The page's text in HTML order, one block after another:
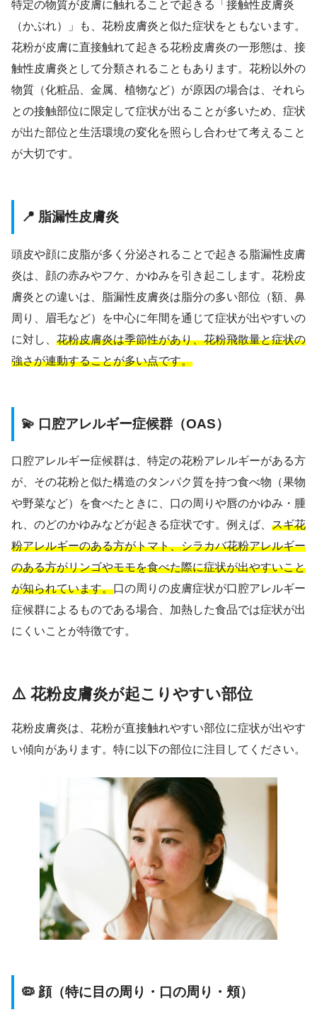
特定の物質が皮膚に触れることで起きる「接触性皮膚炎
（かぶれ）」も、花粉皮膚炎と似た症状をともないます。
花粉が皮膚に直接触れて起きる花粉皮膚炎の一形態は、接
触性皮膚炎として分類されることもあります。花粉以外の
物質（化粧品、金属、植物など）が原因の場合は、それら
との接触部位に限定して症状が出ることが多いため、症状
が出た部位と生活環境の変化を照らし合わせて考えること
が大切です。
📍 脂漏性皮膚炎
頭皮や顔に皮脂が多く分泌されることで起きる脂漏性皮膚
炎は、顔の赤みやフケ、かゆみを引き起こします。花粉皮
膚炎との違いは、脂漏性皮膚炎は脂分の多い部位（額、鼻
周り、眉毛など）を中心に年間を通じて症状が出やすいの
に対し、 花粉皮膚炎は季節性があり、花粉飛散量と症状の
強さが連動することが多い点です。
💫 口腔アレルギー症候群（OAS）
口腔アレルギー症候群は、特定の花粉アレルギーがある方
が、その花粉と似た構造のタンパク質を持つ食べ物（果物
や野菜など）を食べたときに、口の周りや唇のかゆみ・腫
れ、のどのかゆみなどが起きる症状です。例えば、 スギ花
粉アレルギーのある方がトマト、シラカバ花粉アレルギー
のある方がリンゴやモモを食べた際に症状が出やすいこと
が知られています。口の周りの皮膚症状が口腔アレルギー
症候群によるものである場合、加熱した食品では症状が出
にくいことが特徴です。
⚠️ 花粉皮膚炎が起こりやすい部位
花粉皮膚炎は、花粉が直接触れやすい部位に症状が出やす
い傾向があります。特に以下の部位に注目してください。
🦠 顔（特に目の周り・口の周り・頬）